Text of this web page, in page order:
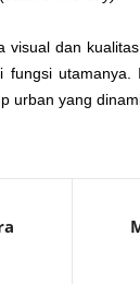
visual dan
fungsi
urban yang